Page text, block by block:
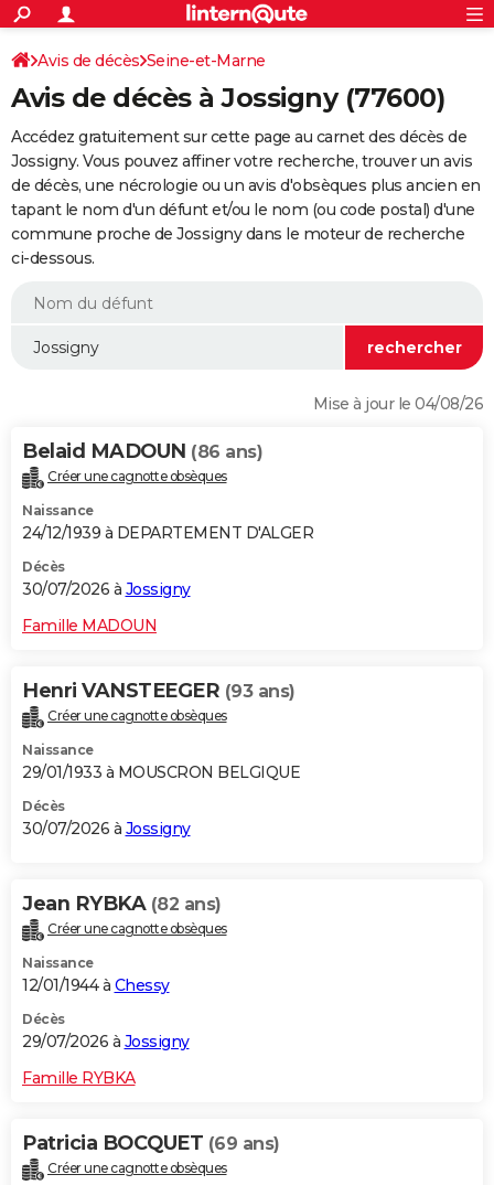
ACTUALITÉS
Politique
Société
Faits Divers
Education
Monde
Villes
+
SPORT
Coupe du monde 2026
Football
Tennis
Cyclisme
Rugby
Forum
Programme TV
TNT
Streaming
Cinéma
Sorties cinéma
Musique
+
FINANCE
Retraite
Epargne
Immobilier
Risques naturels par ville
Assurance
AUTO
Essais
Réserver un essai
Citadines
Berlines
SUV
Forum auto
+HIGH-TECH
BRICOLAGE
WEEK-END
Alimentation
Guide de la santé
Maladies
Médicaments
Sommeil
VOYAGE
Destinations
City break
Voyage nature
Voyage de noces
Forum
Climat
+PHOTO
GUIDES D'ACHAT
Carte de Noël
Carte Bonne année
Carte Saint-Valentin
Carte Pâques
Carte d'anniversaire
DICTIONNAIRE
Dictionnaire
Biographies
Citations
Expressions
Proverbes
PROGRAMME TV
S'inscrire
Se connecter
Lycées
Collèges
Primaires
Universités
Entreprises
Service militaire
Avis de recherche
AVIS DE DÉCÈS
Bricolage
Lifestyle
Culture
Sport
Auto
Television
Voyage
Cinema
S'inscrire
Connexion
Avis de décès Seine-et-Marne
Avis de décès à Jossigny (77600)
Accédez gratuitement sur cette page au carnet des décès de
Jossigny. Vous pouvez affiner votre recherche, trouver un avis
de décès, une nécrologie ou un avis d'obsèques plus ancien en
tapant le nom d'un défunt et/ou le nom (ou code postal) d'une
commune proche de Jossigny dans le moteur de recherche
ci-dessous.
Mise à jour le 04/08/26
Belaid MADOUN (86 ans)
Créer une cagnotte obsèques
Naissance
24/12/1939 à DEPARTEMENT D'ALGER
Décès
30/07/2026 à Jossigny
Famille MADOUN
Henri VANSTEEGER (93 ans)
Créer une cagnotte obsèques
Naissance
29/01/1933 à MOUSCRON BELGIQUE
Décès
30/07/2026 à Jossigny
Jean RYBKA (82 ans)
Créer une cagnotte obsèques
Naissance
12/01/1944 à Chessy
Décès
29/07/2026 à Jossigny
Famille RYBKA
Patricia BOCQUET (69 ans)
Créer une cagnotte obsèques